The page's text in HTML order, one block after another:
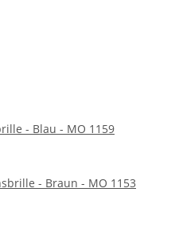
- Blau - MO 1159